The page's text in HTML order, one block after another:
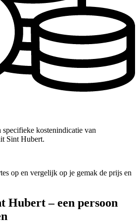
kostenindicatie van
Sint Hubert.
op en vergelijk op je gemak de prijs en
Hubert – een persoon